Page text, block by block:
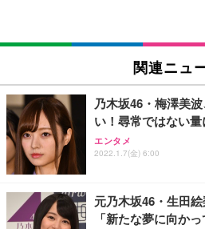
関連ニュ
乃木坂46・梅澤美
い！尋常ではない
エンタメ
2022.1.7(金) 6:00
元乃木坂46・生田
「新たな夢に向か